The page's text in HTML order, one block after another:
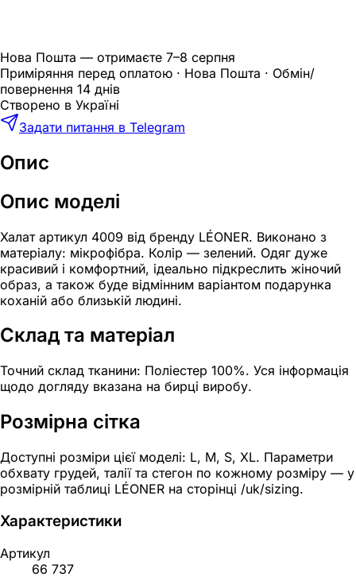
Нова Пошта — отримаєте 7–8 серпня
Приміряння перед оплатою · Нова Пошта · Обмін/
повернення 14 днів
Створено в Україні
Задати питання в Telegram
Опис
Опис моделі
Халат артикул 4009 від бренду LÉONER. Виконано з
матеріалу: мікрофібра. Колір — зелений. Одяг дуже
красивий і комфортний, ідеально підкреслить жіночий
образ, а також буде відмінним варіантом подарунка
коханій або близькій людині.
Склад та матеріал
Точний склад тканини: Поліестер 100%. Уся інформація
щодо догляду вказана на бирці виробу.
Розмірна сітка
Доступні розміри цієї моделі: L, M, S, XL. Параметри
обхвату грудей, талії та стегон по кожному розміру — у
розмірній таблиці LÉONER на сторінці /uk/sizing.
Характеристики
Артикул
66 737